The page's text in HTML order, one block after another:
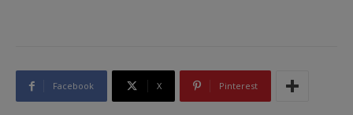
Facebook X Pinterest